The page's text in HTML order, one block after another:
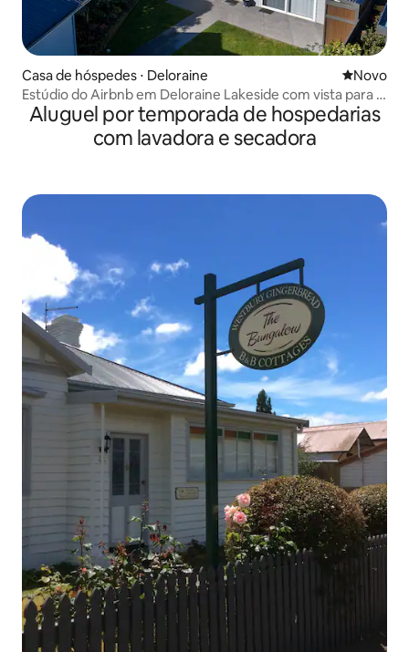
Casa de hóspedes ⋅ Deloraine Novo
Novo
Estúdio do Airbnb em Deloraine Lakeside com vista para a
fazenda
Aluguel por temporada de hospedarias
com lavadora e secadora